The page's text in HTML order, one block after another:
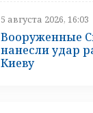
5 августа 2026, 16:03
Вооруженные
нанесли удар
Киеву